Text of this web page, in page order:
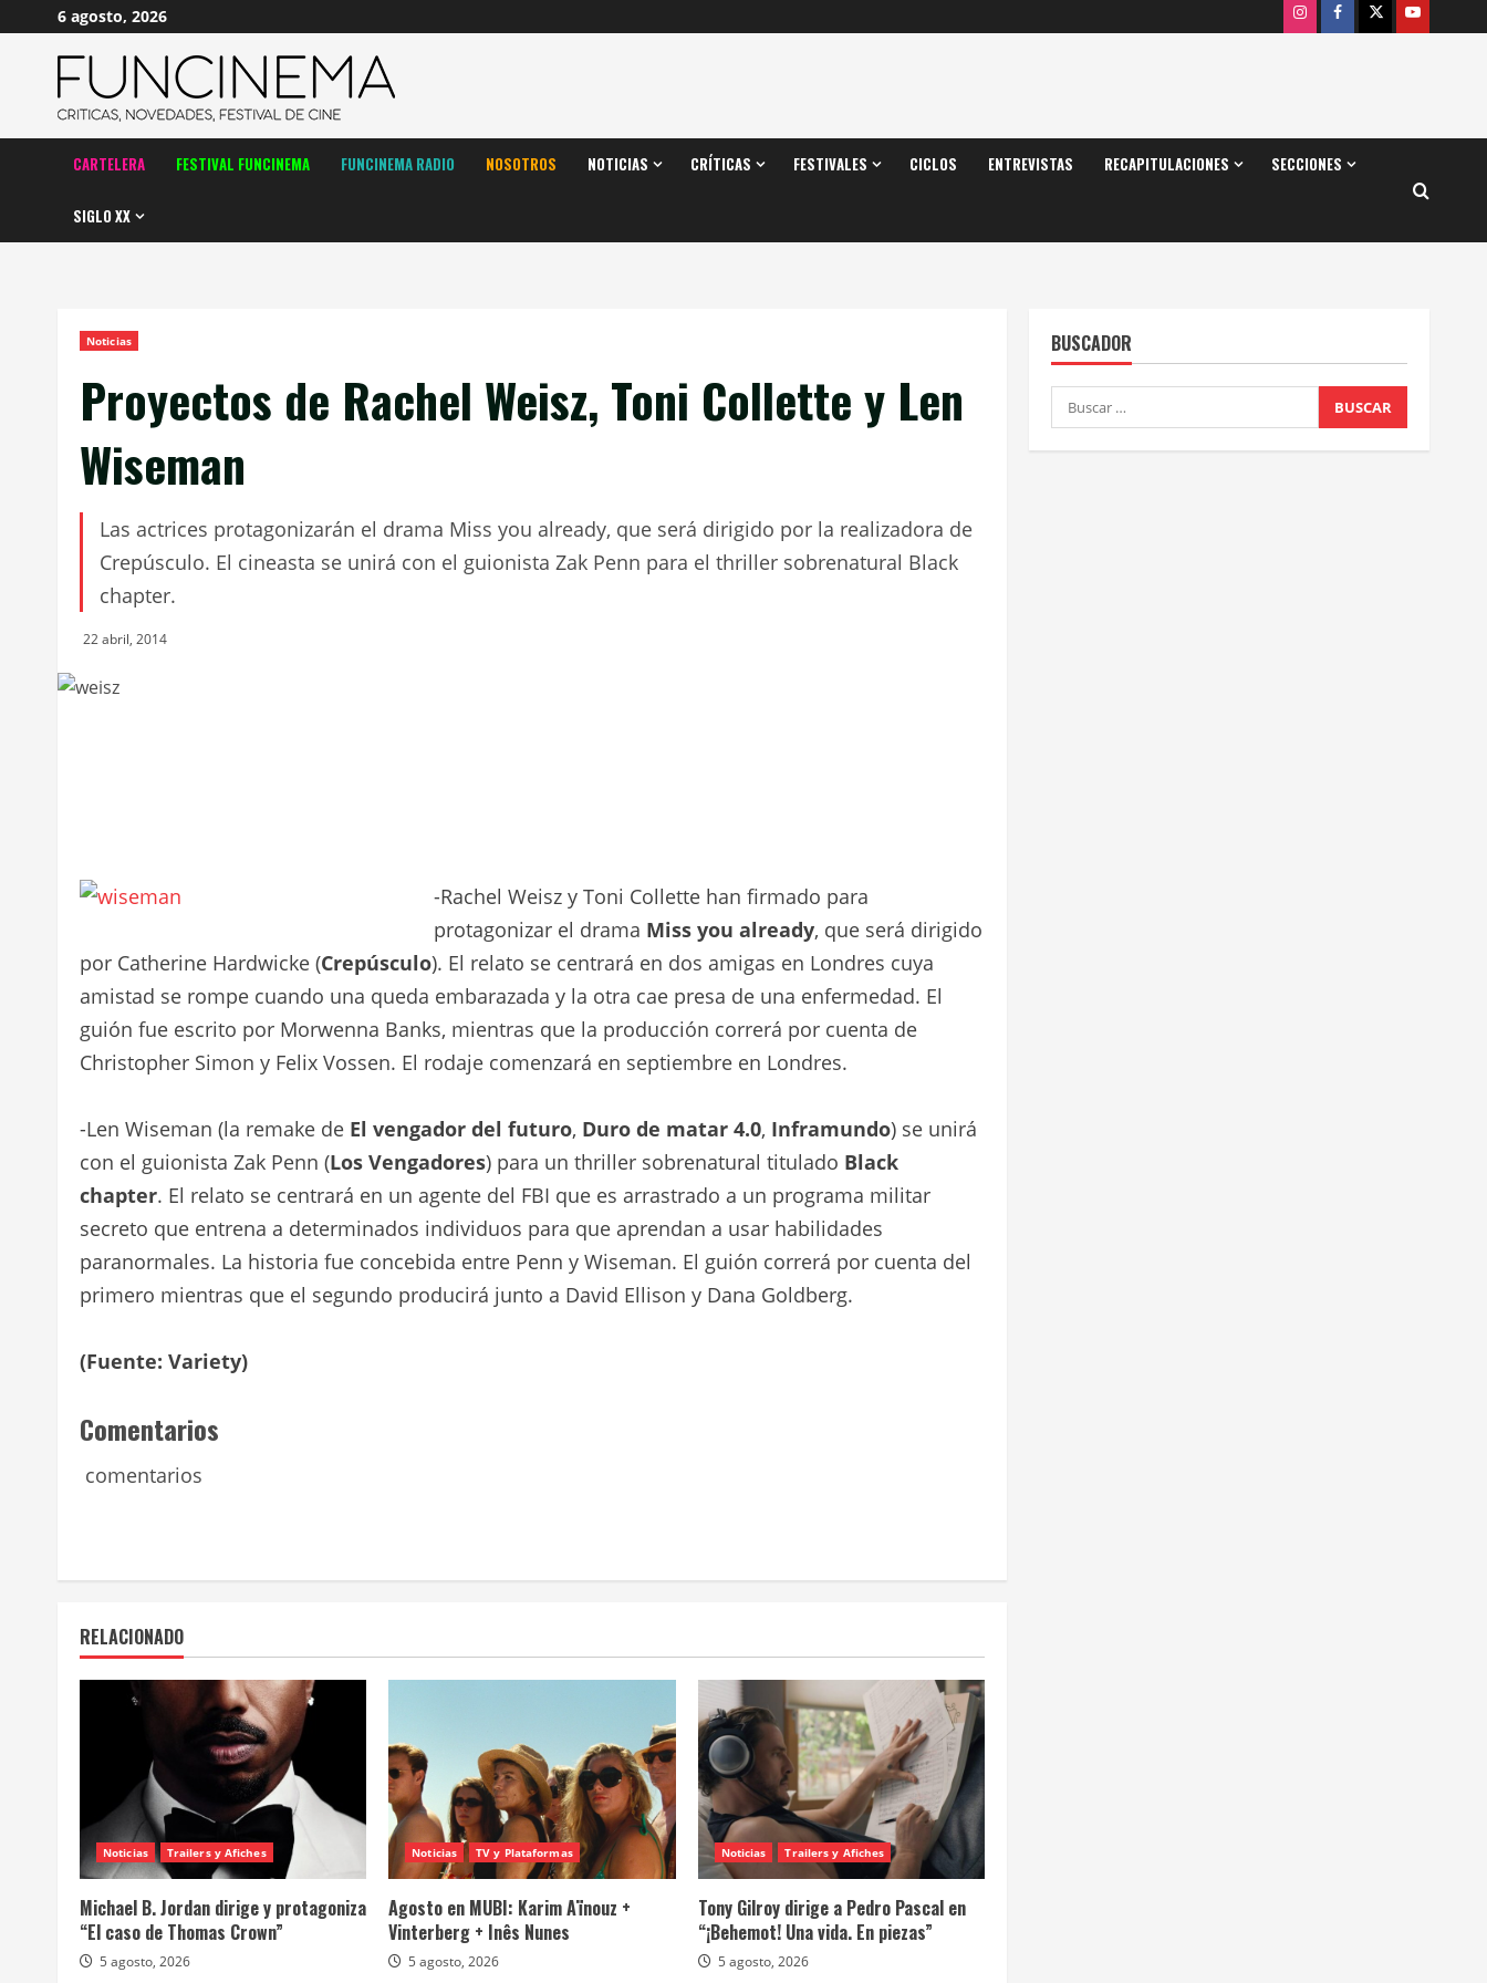
contenido
6 agosto, 2026 InstagramFacebook
X Youtube
CARTELERA FESTIVAL FUNCINEMA FUNCINEMA RADIO NOSOTROS NOTICIAS CRÍTICAS FESTIVALES CICLOS ENTREVISTAS RECAPITULACIONES SECCIONES
SIGLO XX
Noticias
Proyectos de Rachel Weisz, Toni Collette y Len
Wiseman
Las actrices protagonizarán el drama Miss you already, que será dirigido por la realizadora de
Crepúsculo. El cineasta se unirá con el guionista Zak Penn para el thriller sobrenatural Black
chapter.
22 abril, 2014
-Rachel Weisz y Toni Collette han firmado para
protagonizar el drama Miss you already, que será dirigido
por Catherine Hardwicke (Crepúsculo). El relato se centrará en dos amigas en Londres cuya
amistad se rompe cuando una queda embarazada y la otra cae presa de una enfermedad. El
guión fue escrito por Morwenna Banks, mientras que la producción correrá por cuenta de
Christopher Simon y Felix Vossen. El rodaje comenzará en septiembre en Londres.
-Len Wiseman (la remake de El vengador del futuro, Duro de matar 4.0, Inframundo) se unirá
con el guionista Zak Penn (Los Vengadores) para un thriller sobrenatural titulado Black
chapter. El relato se centrará en un agente del FBI que es arrastrado a un programa militar
secreto que entrena a determinados individuos para que aprendan a usar habilidades
paranormales. La historia fue concebida entre Penn y Wiseman. El guión correrá por cuenta del
primero mientras que el segundo producirá junto a David Ellison y Dana Goldberg.
(Fuente: Variety)
Comentarios
comentarios
RELACIONADO
Noticias Trailers y Afiches
Michael B. Jordan dirige y protagoniza
“El caso de Thomas Crown”
5 agosto, 2026
Noticias TV y Plataformas
Agosto en MUBI: Karim Aïnouz +
Vinterberg + Inês Nunes
5 agosto, 2026
Noticias Trailers y Afiches
Tony Gilroy dirige a Pedro Pascal en
“¡Behemot! Una vida. En piezas”
5 agosto, 2026
BUSCADOR
Buscar: